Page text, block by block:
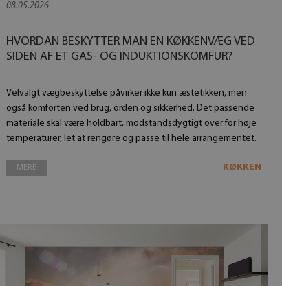
lærred Lavendelmark Eng Solnedgang
449.00 DKK
08.05.2026
HVORDAN BESKYTTER MAN EN KØKKENVÆG VED
SIDEN AF ​​ET GAS- OG INDUKTIONSKOMFUR?
Velvalgt vægbeskyttelse påvirker ikke kun æstetikken, men
også komforten ved brug, orden og sikkerhed. Det passende
materiale skal være holdbart, modstandsdygtigt over for høje
temperaturer, let at rengøre og passe til hele arrangementet.
MERE KØKKEN